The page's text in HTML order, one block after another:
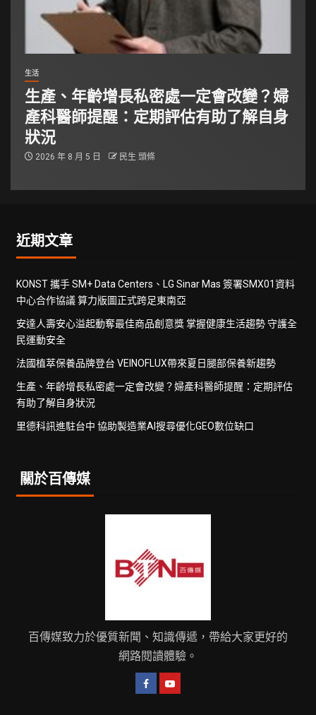
生活
生產、年齡增長私密處一定會改變？婦
產科醫師提醒：定期評估有助了解自身
狀況
2026 年 8 月 5 日 民生 頭條
近期文章
KONST 攜手 SM+ Data Centers、LG Sinar Mas 簽署SMX01資料
中心合作協議 算力版圖正式跨足東南亞
安達人壽安心溢起動奪最佳商品創意獎 掌握健康生活趨勢 守護全
民運動安全
法國植萃保養品牌登台 VEINOFLUX帶來夏日腿部保養新趨勢
生產、年齡增長私密處一定會改變？婦產科醫師提醒：定期評估
有助了解自身狀況
里德科訊進駐台中 協助製造業AI搜尋優化GEO數位缺口
關於百傳媒
百傳媒致力於優質新聞、知識傳遞，帶給大家更好的
網路閱讀體驗。